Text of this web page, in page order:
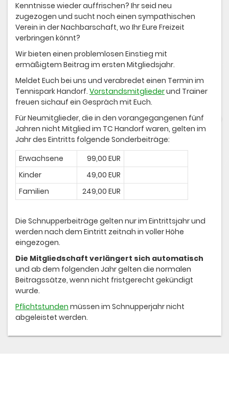
Kenntnisse wieder auffrischen? Ihr seid neu
zugezogen und sucht noch einen sympathischen
Verein in der Nachbarschaft, wo Ihr Eure Freizeit
verbringen könnt?
Wir bieten einen problemlosen Einstieg mit
ermäßigtem Beitrag im ersten Mitgliedsjahr.
Meldet Euch bei uns und verabredet einen Termin im
Tennispark Handorf. Vorstandsmitgliederund Trainer
freuen sichauf ein Gespräch mit Euch.
Für Neumitglieder, die in den vorangegangenen fünf
Jahren nicht Mitglied im TC Handorf waren, gelten im
Jahr des Eintritts folgende Sonderbeiträge:
Erwachsene
99,00 EUR
Kinder
49,00 EUR
Familien
249,00 EUR
Die Schnupperbeiträge gelten nur im Eintrittsjahr und
werden nach dem Eintritt zeitnah in voller Höhe
eingezogen.
Die Mitgliedschaft verlängert sich automatisch
und ab dem folgenden Jahr gelten die normalen
Beitragssätze, wenn nicht fristgerecht gekündigt
wurde.
Pflichtstunden müssen im Schnupperjahr nicht
abgeleistet werden.